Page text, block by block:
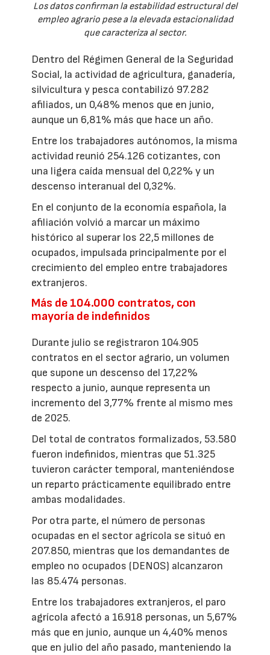
Los datos confirman la estabilidad estructural del
empleo agrario pese a la elevada estacionalidad
que caracteriza al sector.
Dentro del Régimen General de la Seguridad
Social, la actividad de agricultura, ganadería,
silvicultura y pesca contabilizó 97.282
afiliados, un 0,48% menos que en junio,
aunque un 6,81% más que hace un año.
Entre los trabajadores autónomos, la misma
actividad reunió 254.126 cotizantes, con
una ligera caída mensual del 0,22% y un
descenso interanual del 0,32%.
En el conjunto de la economía española, la
afiliación volvió a marcar un máximo
histórico al superar los 22,5 millones de
ocupados, impulsada principalmente por el
crecimiento del empleo entre trabajadores
extranjeros.
Más de 104.000 contratos, con
mayoría de indefinidos
Durante julio se registraron 104.905
contratos en el sector agrario, un volumen
que supone un descenso del 17,22%
respecto a junio, aunque representa un
incremento del 3,77% frente al mismo mes
de 2025.
Del total de contratos formalizados, 53.580
fueron indefinidos, mientras que 51.325
tuvieron carácter temporal, manteniéndose
un reparto prácticamente equilibrado entre
ambas modalidades.
Por otra parte, el número de personas
ocupadas en el sector agrícola se situó en
207.850, mientras que los demandantes de
empleo no ocupados (DENOS) alcanzaron
las 85.474 personas.
Entre los trabajadores extranjeros, el paro
agrícola afectó a 16.918 personas, un 5,67%
más que en junio, aunque un 4,40% menos
que en julio del año pasado, manteniendo la